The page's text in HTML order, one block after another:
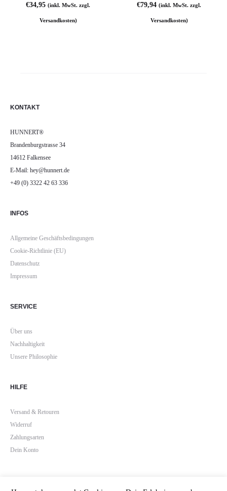
€34,95 (inkl. MwSt. zzgl.
Versandkosten)
€79,94 (inkl. MwSt. zzgl.
Versandkosten)
KONTAKT
HUNNERT®
Brandenburgstrasse 34
14612 Falkensee
E-Mail: hey@hunnert.de
+49 (0) 3322 42 63 336
INFOS
Allgemeine Geschäftsbedingungen
Cookie-Richtlinie (EU)
Datenschutz
Impressum
SERVICE
Über uns
Nachhaltigkeit
Unsere Philosophie
HILFE
Versand & Retouren
Widerruf
Zahlungsarten
Dein Konto